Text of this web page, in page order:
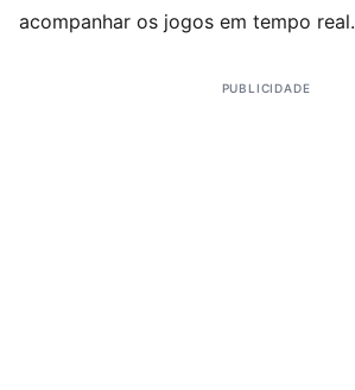
acompanhar os jogos em tempo real.
PUBLICIDADE